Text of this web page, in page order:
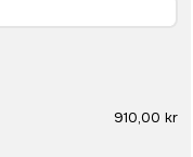
910,00 kr